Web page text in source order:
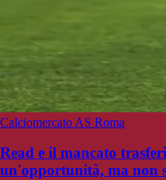
Calciomercato AS Roma
Read e il mancato
un'opportunità, ma non